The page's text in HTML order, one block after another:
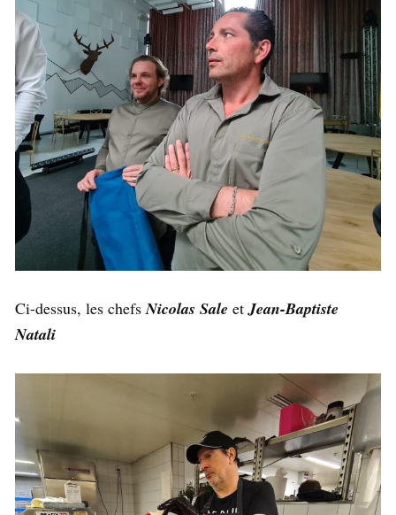
Ci-dessus, les chefsNicolas Sale etJean-Baptiste
Natali